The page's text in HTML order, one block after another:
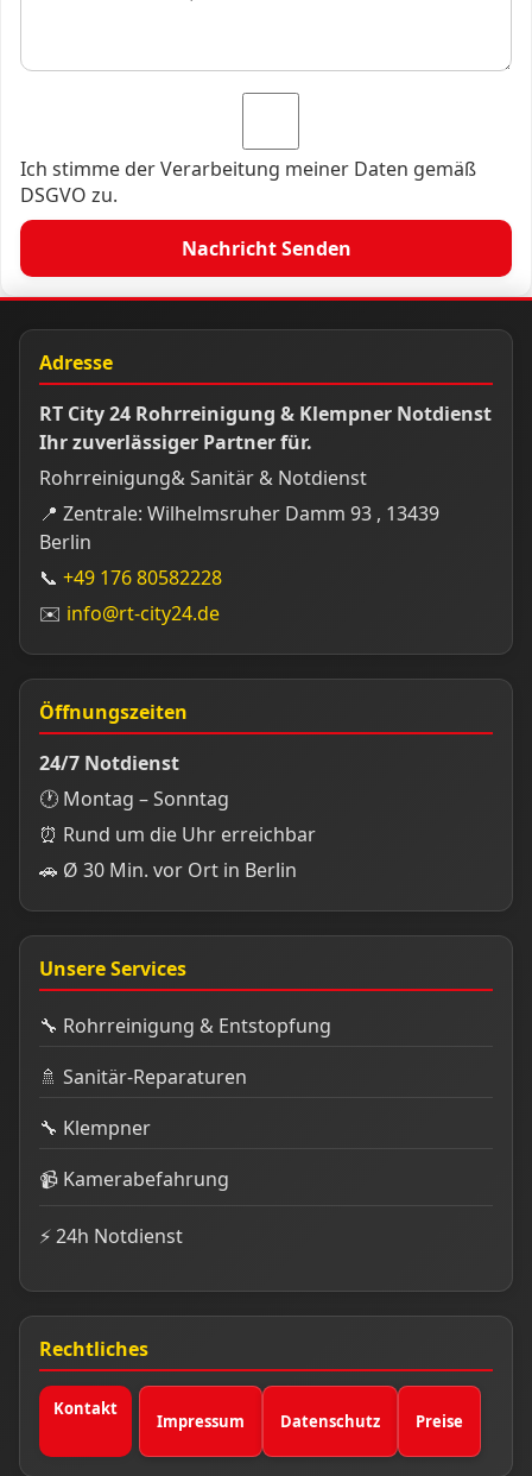
Ich stimme der Verarbeitung meiner Daten gemäß
DSGVO zu.
Nachricht Senden
Adresse
RT City 24 Rohrreinigung & Klempner Notdienst
Ihr zuverlässiger Partner für.
Rohrreinigung& Sanitär & Notdienst
📍 Zentrale: Wilhelmsruher Damm 93 , 13439
Berlin
📞 +49 176 80582228
✉️ info@rt-city24.de
Öffnungszeiten
24/7 Notdienst
🕐 Montag – Sonntag
⏰ Rund um die Uhr erreichbar
🚗 Ø 30 Min. vor Ort in Berlin
Unsere Services
🔧 Rohrreinigung & Entstopfung
🚿 Sanitär-Reparaturen
🔧 Klempner
📹 Kamerabefahrung
⚡ 24h Notdienst
Rechtliches
Kontakt
Impressum Datenschutz Preise